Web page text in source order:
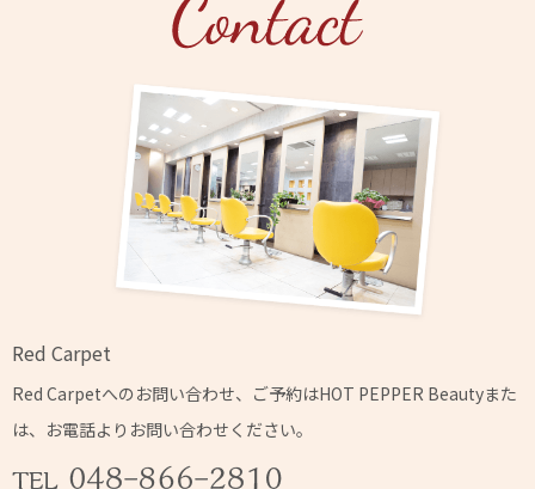
Red Carpet
Red Carpetへの お問い合わせ、ご予約はHOT PEPPER Beautyまた
は、 お電話よりお問い合わせください。